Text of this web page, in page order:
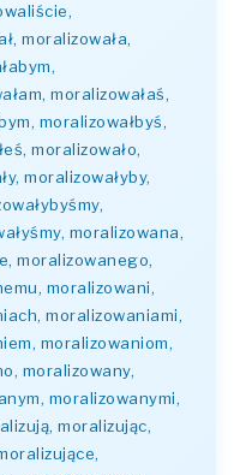
moralizowała,
moralizowałaś,
moralizowałbyś,
moralizowało,
moralizowałyby,
moralizowana,
moralizowanego,
moralizowani,
moralizowaniami,
moralizowaniom,
moralizowany,
moralizowanymi,
moralizując,